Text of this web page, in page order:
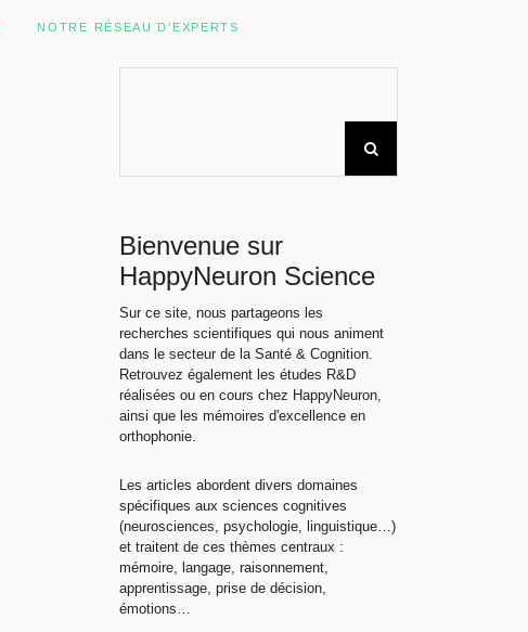
NOTRE RÉSEAU D’EXPERTS
Rechercher sur le site
Bienvenue sur
HappyNeuron Science
Sur ce site, nous partageons les
recherches scientifiques qui nous animent
dans le secteur de la Santé & Cognition.
Retrouvez également les études R&D
réalisées ou en cours chez HappyNeuron,
ainsi que les mémoires d'excellence en
orthophonie.
Les articles abordent divers domaines
spécifiques aux sciences cognitives
(neurosciences, psychologie, linguistique…)
et traitent de ces thèmes centraux :
mémoire, langage, raisonnement,
apprentissage, prise de décision,
émotions…